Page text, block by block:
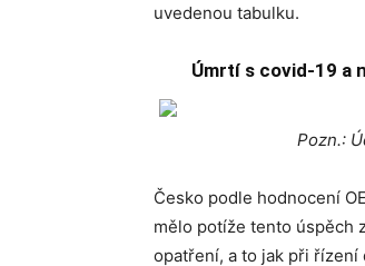
uvedenou tabulku.
Úmrtí s covid-19 a
Pozn.:
Česko podle hodnocení
mělo potíže tento úspěch
opatření, a to jak při řízení